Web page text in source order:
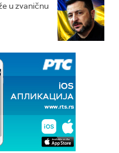
u zvaničnu